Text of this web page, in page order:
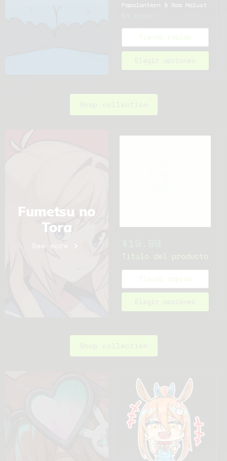
Fapolantern & Saa Halust
Tienda rápida
Elegir opciones
Shop collection
Fumetsu no
Tora
See more
Título del producto
Tienda rápida
Elegir opciones
Shop collection